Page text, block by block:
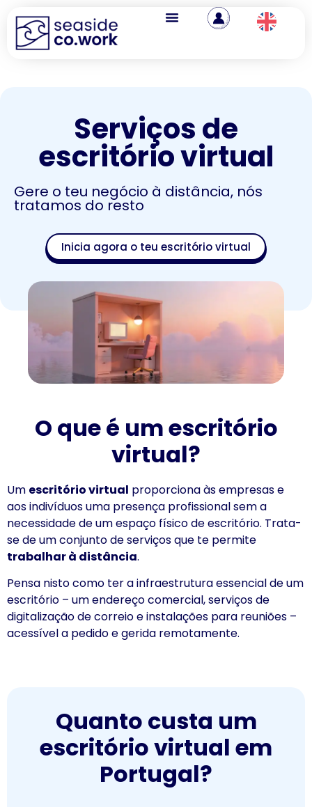
Serviços de
escritório virtual
Gere o teu negócio à distância, nós
tratamos do resto
Inicia agora o teu escritório virtual
O que é um escritório
virtual?
Um escritório virtual proporciona às empresas e
aos indivíduos uma presença profissional sem a
necessidade de um espaço físico de escritório. Trata-
se de um conjunto de serviços que te permite
trabalhar à distância.
Pensa nisto como ter a infraestrutura essencial de um
escritório – um endereço comercial, serviços de
digitalização de correio e instalações para reuniões –
acessível a pedido e gerida remotamente.
Quanto custa um
escritório virtual em
Portugal?